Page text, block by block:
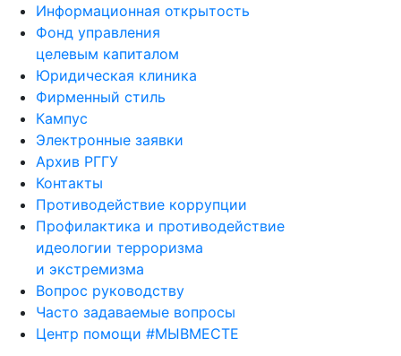
Информационная открытость
Фонд управления
целевым капиталом
Юридическая клиника
Фирменный стиль
Кампус
Электронные заявки
Архив РГГУ
Контакты
Противодействие коррупции
Профилактика и противодействие
идеологии терроризма
и экстремизма
Вопрос руководству
Часто задаваемые вопросы
Центр помощи #МЫВМЕСТЕ